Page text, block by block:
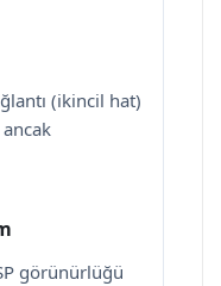
(ikincil hat)
görünürlüğü